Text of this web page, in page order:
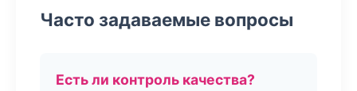
Часто задаваемые вопросы
Есть ли контроль качества?